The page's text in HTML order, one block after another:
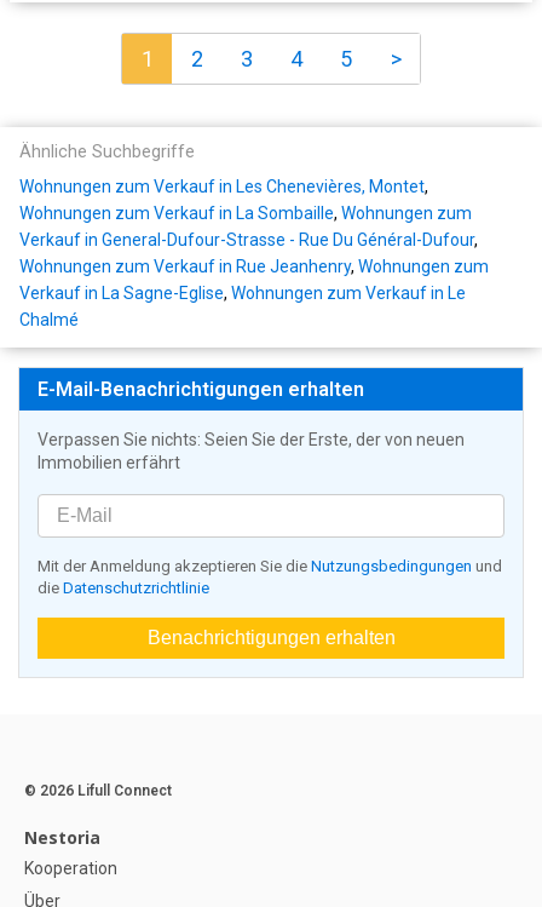
1 2 3 4 5 >
Ähnliche Suchbegriffe
Wohnungen zum Verkauf in Les Chenevières, Montet,
Wohnungen zum Verkauf in La Sombaille, Wohnungen zum
Verkauf in General-Dufour-Strasse - Rue Du Général-Dufour,
Wohnungen zum Verkauf in Rue Jeanhenry, Wohnungen zum
Verkauf in La Sagne-Eglise, Wohnungen zum Verkauf in Le
Chalmé
E-Mail-Benachrichtigungen erhalten
Verpassen Sie nichts: Seien Sie der Erste, der von neuen
Immobilien erfährt
Mit der Anmeldung akzeptieren Sie die Nutzungsbedingungen und
die Datenschutzrichtlinie
Benachrichtigungen erhalten
© 2026 Lifull Connect
Nestoria
Kooperation
Über